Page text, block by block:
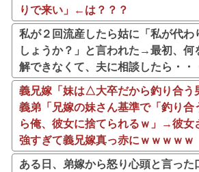
りで来い」←は？？？
私が２回流産したら姑に「私が代わ
しょうか？」と言われた→最初、何
解できなくて、夫に相談したら・・
義兄嫁「妹は△大卒だから釣り合う
義弟「兄嫁の妹さん基準で「釣り合
ら俺、彼女に捨てられるｗ」→彼女
強すぎて義兄嫁真っ赤にｗｗｗｗｗ
ある日、弟嫁から怒り心頭と言った